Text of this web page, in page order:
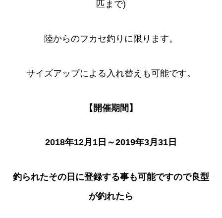
匹まで)
陸からのフカセ釣りに限ります。
サイズアップによる入れ替えも可能です。
【開催期間】
2018年12月1日～2019年3月31日
釣られたその日に登録する事も可能ですので良型
が釣れたら